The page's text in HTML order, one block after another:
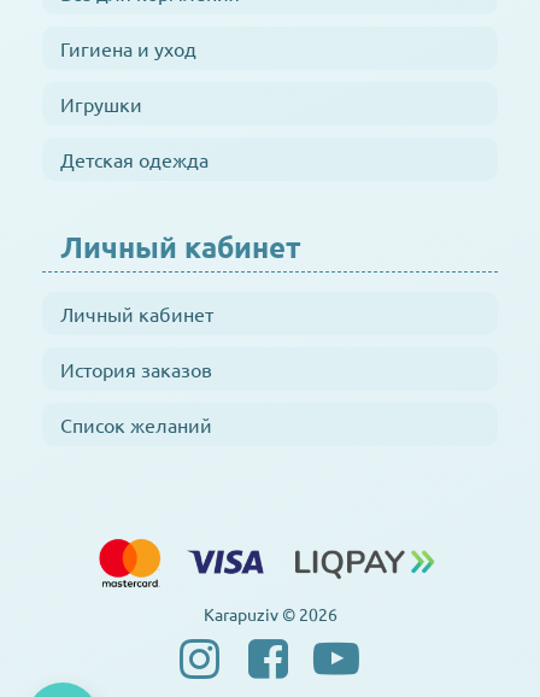
Гигиена и уход
Игрушки
Детская одежда
Личный кабинет
Личный кабинет
История заказов
Список желаний
Karapuziv © 2026